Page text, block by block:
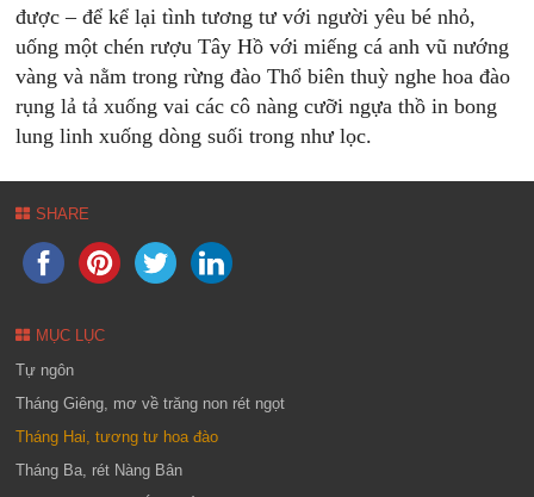
được – để kể lại tình tương tư với người yêu bé nhỏ,
uống một chén rượu Tây Hồ với miếng cá anh vũ nướng
vàng và nằm trong rừng đào Thổ biên thuỳ nghe hoa đào
rụng lả tả xuống vai các cô nàng cưỡi ngựa thồ in bong
lung linh xuống dòng suối trong như lọc.
SHARE
MỤC LỤC
Tự ngôn
Tháng Giêng, mơ về trăng non rét ngọt
Tháng Hai, tương tư hoa đào
Tháng Ba, rét Nàng Bân